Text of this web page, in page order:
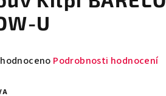
U
Podrobnosti hodnocení